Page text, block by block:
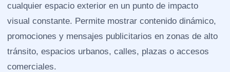
cualquier espacio exterior en un punto de impacto
visual constante. Permite mostrar contenido dinámico,
promociones y mensajes publicitarios en zonas de alto
tránsito, espacios urbanos, calles, plazas o accesos
comerciales.